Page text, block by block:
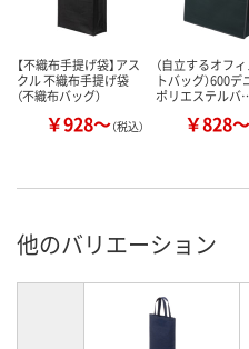
【不織布手提げ袋】アス
クル 不織布手提げ袋
（不織布バッグ）
￥928～（税込）
（自立するオフ
トバッグ）600デ
ポリエステルバ
￥828～
他のバリエーション